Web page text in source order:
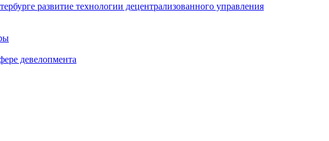
развитие технологии децентрализованного управления
девелопмента